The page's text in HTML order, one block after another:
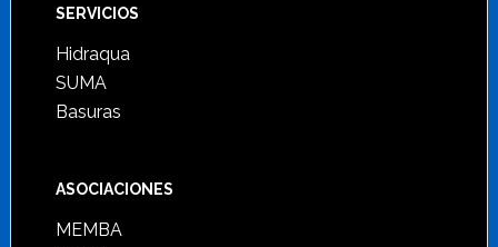
SERVICIOS
Hidraqua
SUMA
Basuras
ASOCIACIONES
MEMBA